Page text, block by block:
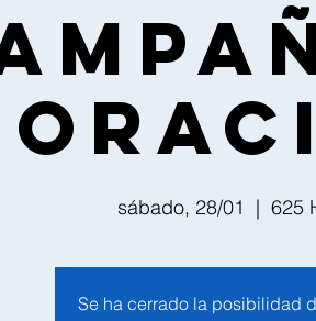
sábado, 28/01
  |
625
Se ha cerrado la posibilidad